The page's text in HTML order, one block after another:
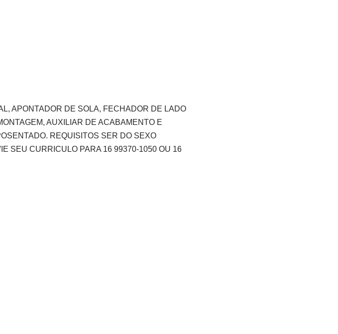
APONTADOR DE SOLA, FECHADOR DE LADO
AUXILIAR DE ACABAMENTO E
REQUISITOS SER DO SEXO
SEU CURRICULO PARA 16 99370-1050 OU 16